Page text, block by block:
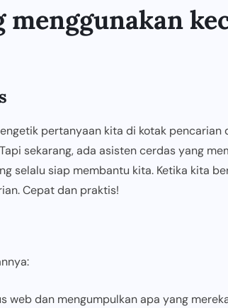
menggunakan
pertanyaan kita di kotak pencarian
sekarang, ada asisten cerdas yang
selalu siap membantu kita. Ketika kita
Cepat dan praktis!
web dan mengumpulkan apa yang